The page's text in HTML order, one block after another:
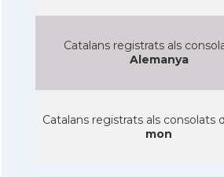
Catalans registrats als
Alemanya
Catalans registrats als consolats
mon